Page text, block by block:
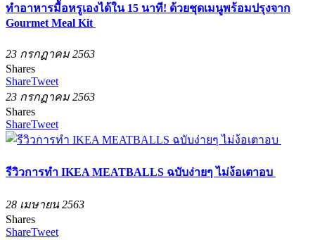
ทำอาหารมื้อหรูเองได้ใน 15 นาที! ด้วยชุดเมนูพร้อมปรุงจาก
Gourmet Meal Kit
23 กรกฏาคม 2563
Shares
ShareTweet
23 กรกฏาคม 2563
Shares
ShareTweet
รีวิวการทำ IKEA MEATBALLS ฉบับง่ายๆ ไม่ง้อเตาอบ
28 เมษายน 2563
Shares
ShareTweet